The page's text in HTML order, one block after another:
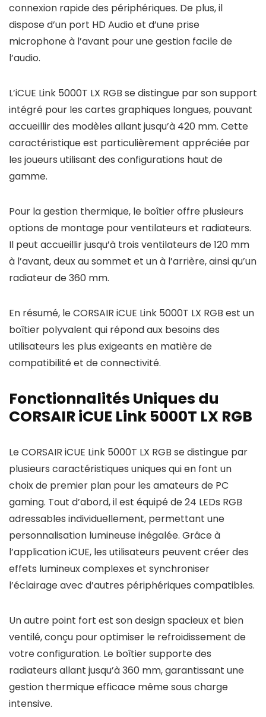
connexion rapide des périphériques. De plus, il
dispose d’un port HD Audio et d’une prise
microphone à l’avant pour une gestion facile de
l’audio.
L’iCUE Link 5000T LX RGB se distingue par son support
intégré pour les cartes graphiques longues, pouvant
accueillir des modèles allant jusqu’à 420 mm. Cette
caractéristique est particulièrement appréciée par
les joueurs utilisant des configurations haut de
gamme.
Pour la gestion thermique, le boîtier offre plusieurs
options de montage pour ventilateurs et radiateurs.
Il peut accueillir jusqu’à trois ventilateurs de 120 mm
à l’avant, deux au sommet et un à l’arrière, ainsi qu’un
radiateur de 360 mm.
En résumé, le CORSAIR iCUE Link 5000T LX RGB est un
boîtier polyvalent qui répond aux besoins des
utilisateurs les plus exigeants en matière de
compatibilité et de connectivité.
Fonctionnalités Uniques du
CORSAIR iCUE Link 5000T LX RGB
Le CORSAIR iCUE Link 5000T LX RGB se distingue par
plusieurs caractéristiques uniques qui en font un
choix de premier plan pour les amateurs de PC
gaming. Tout d’abord, il est équipé de 24 LEDs RGB
adressables individuellement, permettant une
personnalisation lumineuse inégalée. Grâce à
l’application iCUE, les utilisateurs peuvent créer des
effets lumineux complexes et synchroniser
l’éclairage avec d’autres périphériques compatibles.
Un autre point fort est son design spacieux et bien
ventilé, conçu pour optimiser le refroidissement de
votre configuration. Le boîtier supporte des
radiateurs allant jusqu’à 360 mm, garantissant une
gestion thermique efficace même sous charge
intensive.